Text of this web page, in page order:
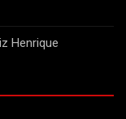
Henrique